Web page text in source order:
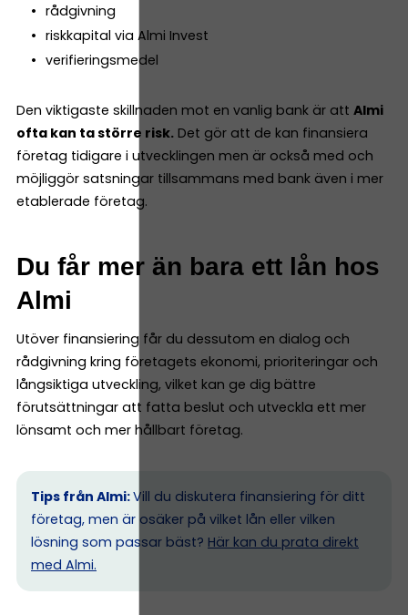
rådgivning
riskkapital via Almi Invest
verifieringsmedel
Den viktigaste skillnaden mot en vanlig bank är att Almi
ofta kan ta större risk. Det gör att de kan finansiera
företag tidigare i utvecklingen men är också med och
möjliggör satsningar tillsammans med bank även i mer
etablerade företag.
Du får mer än bara ett lån hos
Almi
Utöver finansiering får du dessutom en dialog och
rådgivning kring företagets ekonomi, prioriteringar och
långsiktiga utveckling, vilket kan ge dig bättre
förutsättningar att fatta beslut och utveckla ett mer
lönsamt och mer hållbart företag.
Tips från Almi:Vill du diskutera finansiering för ditt
företag, men är osäker på vilket lån eller vilken
lösning som passar bäst? Här kan du prata direkt
med Almi.